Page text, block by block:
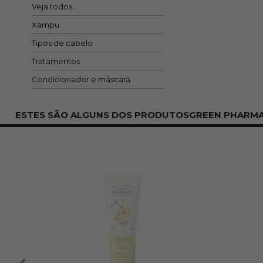
Veja todos
Xampu
Tipos de cabelo
Tratamentos
Condicionador e máscara
ESTES SÃO ALGUNS DOS PRODUTOSGREEN